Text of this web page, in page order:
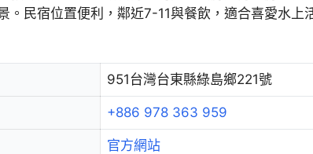
。民宿位置便利，鄰近7-11與餐飲，適合喜愛水上
951台灣台東縣綠島鄉221號
+886 978 363 959
官方網站